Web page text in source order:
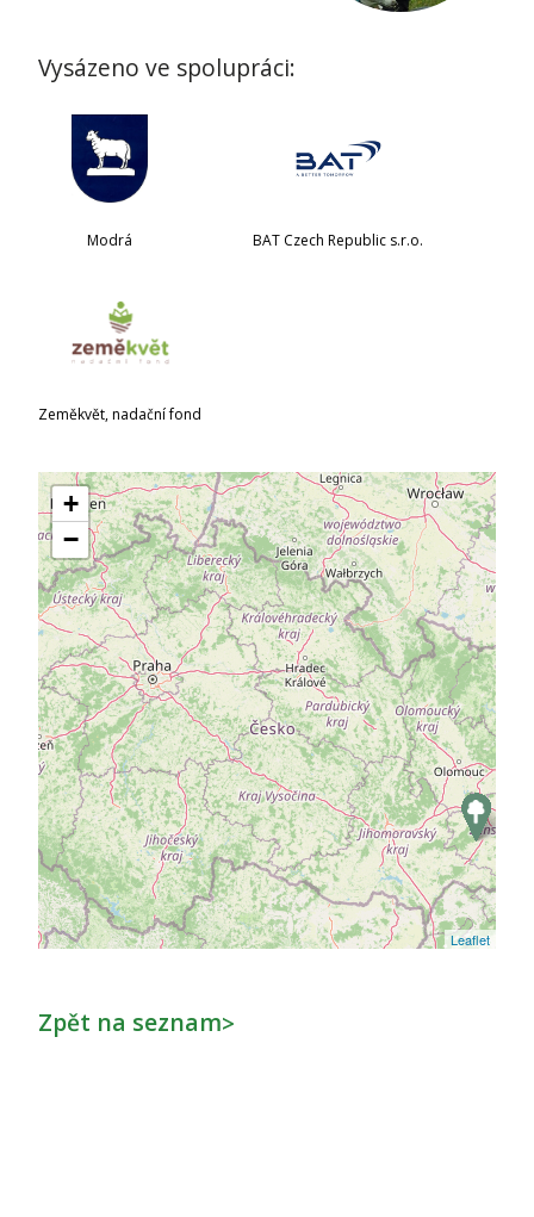
Vysázeno ve spolupráci:
Modrá BAT Czech Republic s.r.o.
Zeměkvět, nadační fond
+
−
Leaflet
Zpět na seznam>